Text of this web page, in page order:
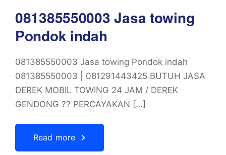
081385550003 Jasa towing
Pondok indah
081385550003 Jasa towing Pondok indah
081385550003 | 081291443425 BUTUH JASA
DEREK MOBIL TOWING 24 JAM / DEREK
GENDONG ?? PERCAYAKAN […]
Read more